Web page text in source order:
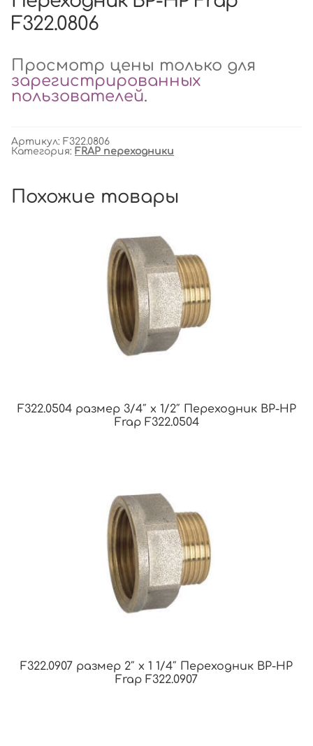
F322.0806
Просмотр цены только для
зарегистрированных
пользователей.
Артикул: F322.0806
Категория: FRAP переходники
Похожие товары
F322.0504 размер 3/4″ x 1/2″ Переходник ВР-НР
Frap F322.0504
F322.0907 размер 2″ x 1 1/4″ Переходник ВР-НР
Frap F322.0907